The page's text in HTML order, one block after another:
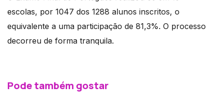
escolas, por 1047 dos 1288 alunos inscritos, o
equivalente a uma participação de 81,3%. O processo
decorreu de forma tranquila.
Pode também gostar